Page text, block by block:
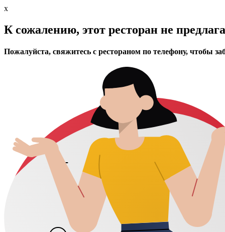
x
К сожалению, этот ресторан не
Пожалуйста, свяжитесь с рестораном по телефону, чтобы